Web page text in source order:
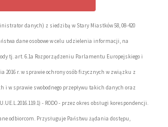
danych) z siedzibą w Stary Miastków 58, 08-420
dane osobowe w celu udzielenia informacji, na
tj. art. 6.1a Rozporządzeniu Parlamentu Europejskiego i
2016 r. w sprawie ochrony osób fizycznych w związku z
i w sprawie swobodnego przepływu takich danych oraz
- RODO - przez okres obsługi korespondencji.
odbiorcom. Przysługuje Państwu żądania dostępu,